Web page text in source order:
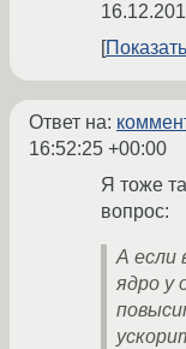
Ответ на:
16:52:25 +00:00
Я тоже
вопрос:
А если
ядро у